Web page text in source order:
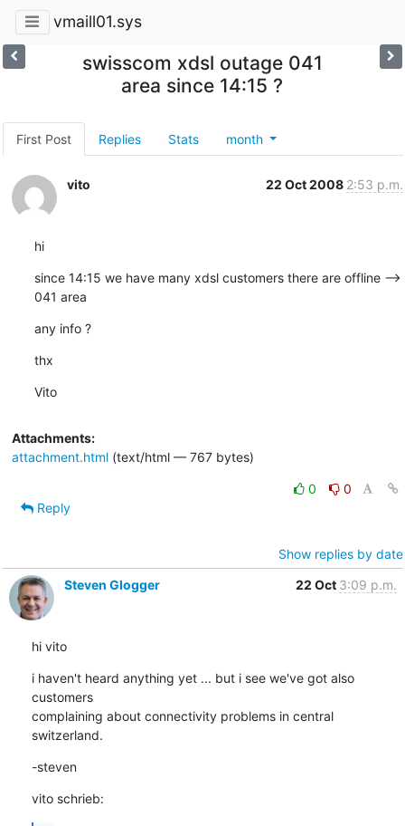
vmaill01.sys
swisscom xdsl outage 041
area since 14:15 ?
First Post Replies Stats month
vito 22 Oct 2008 2:53 p.m.
hi
since 14:15 we have many xdsl customers there are offline -->
041 area
any info ?
thx
Vito
Attachments:
attachment.html(text/html — 767 bytes)
0
0
Reply
Show replies by date
Steven Glogger
22 Oct 3:09 p.m.
hi vito
i haven't heard anything yet ... but i see we've got also
customers
complaining about connectivity problems in central
switzerland.
-steven
vito schrieb: